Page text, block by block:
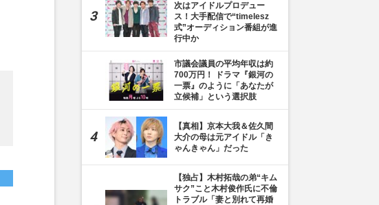
次はアイドルプロデュー
ス！大手配信で“timelesz
式”オーディション番組が進
行中か
市議会議員の平均年収は約
700万円！ ドラマ『銀河の
一票』のように「あなたが
立候補」という選択肢
【真相】京本大我＆佐久間
大介の母は元アイドル「き
ゃんきゃん」だった
【独占】木村拓哉の弟“キム
サク”こと木村俊作氏に不倫
トラブル「妻と別れて再婚